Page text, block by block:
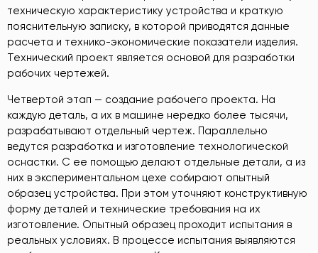
техническую характеристику устройства и краткую
пояснительную записку, в которой приводятся данные
расчета и технико-экономические показатели изделия.
Технический проект является основой для разработки
рабочих чертежей.
Четвертой этап — создание рабочего проекта. На
каждую деталь, а их в машине нередко более тысячи,
разрабатывают отдельный чертеж. Параллельно
ведутся разработка и изготовление технологической
оснастки. С ее помощью делают отдельные детали, а из
них в экспериментальном цехе собирают опытный
образец устройства. При этом уточняют конструктивную
форму деталей и технические требования на их
изготовление. Опытный образец проходит испытания в
реальных условиях. В процессе испытания выявляются